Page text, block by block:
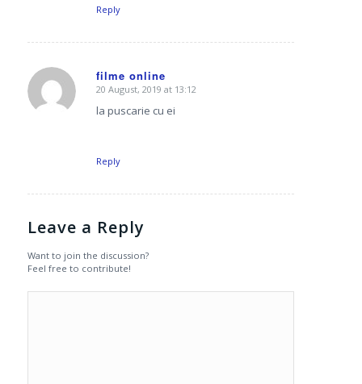
Reply
filme online
says:
20 August, 2019 at 13:12
la puscarie cu ei
Reply
Leave a Reply
Want to join the discussion?
Feel free to contribute!